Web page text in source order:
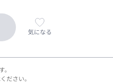
気になる
ださい。